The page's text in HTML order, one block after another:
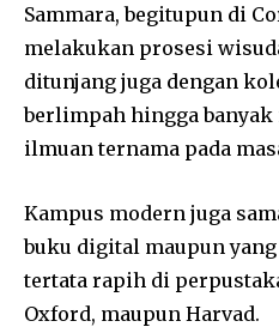
Sammara, begitupun di
melakukan prosesi
ditunjang juga dengan
berlimpah hingga
ilmuan ternama pada
Kampus modern juga
buku digital maupun
tertata rapih di
Oxford, maupun Harvad.